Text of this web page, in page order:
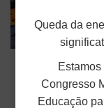
Na capital
do
docentes
Queda da
Estamos
Congresso
Educação